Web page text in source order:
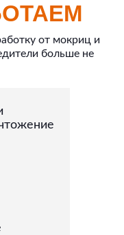
от мокриц и
больше не